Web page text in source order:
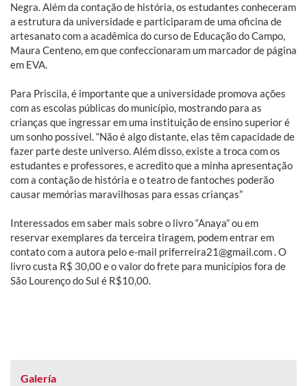
Negra. Além da contação de história, os estudantes conheceram
a estrutura da universidade e participaram de uma oficina de
artesanato com a acadêmica do curso de Educação do Campo,
Maura Centeno, em que confeccionaram um marcador de página
em EVA.
Para Priscila, é importante que a universidade promova ações
com as escolas públicas do município, mostrando para as
crianças que ingressar em uma instituição de ensino superior é
um sonho possível. “Não é algo distante, elas têm capacidade de
fazer parte deste universo. Além disso, existe a troca com os
estudantes e professores, e acredito que a minha apresentação
com a contação de história e o teatro de fantoches poderão
causar memórias maravilhosas para essas crianças”
Interessados em saber mais sobre o livro “Anaya” ou em
reservar exemplares da terceira tiragem, podem entrar em
contato com a autora pelo e-mail priferreira21@gmail.com . O
livro custa R$ 30,00 e o valor do frete para municípios fora de
São Lourenço do Sul é R$10,00.
Galería